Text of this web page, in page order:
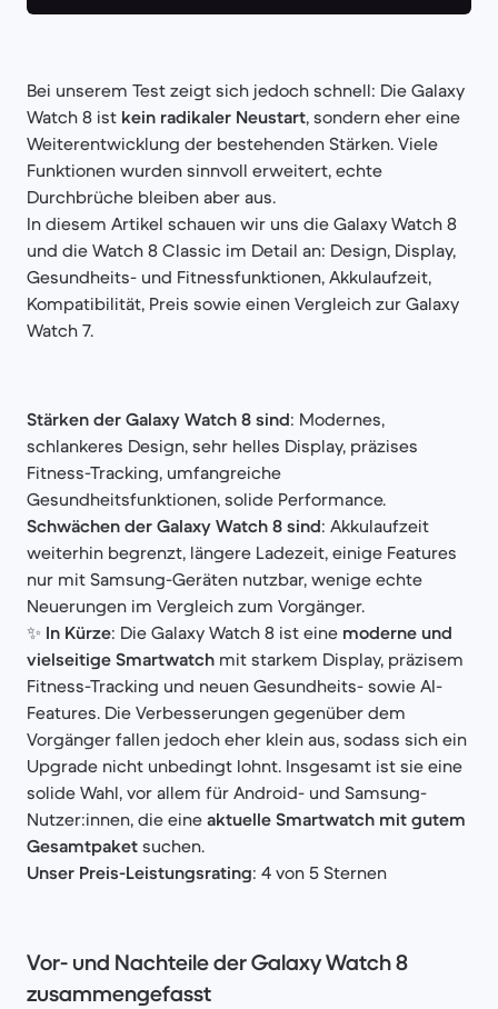
Bei unserem Test zeigt sich jedoch schnell: Die Galaxy
Watch 8 ist kein radikaler Neustart, sondern eher eine
Weiterentwicklung der bestehenden Stärken. Viele
Funktionen wurden sinnvoll erweitert, echte
Durchbrüche bleiben aber aus.
In diesem Artikel schauen wir uns die Galaxy Watch 8
und die Watch 8 Classic im Detail an: Design, Display,
Gesundheits- und Fitnessfunktionen, Akkulaufzeit,
Kompatibilität, Preis sowie einen Vergleich zur Galaxy
Watch 7.
Stärken der Galaxy Watch 8 sind: Modernes,
schlankeres Design, sehr helles Display, präzises
Fitness-Tracking, umfangreiche
Gesundheitsfunktionen, solide Performance.
Schwächen der Galaxy Watch 8 sind: Akkulaufzeit
weiterhin begrenzt, längere Ladezeit, einige Features
nur mit Samsung-Geräten nutzbar, wenige echte
Neuerungen im Vergleich zum Vorgänger.
✨ In Kürze: Die Galaxy Watch 8 ist eine moderne und
vielseitige Smartwatch mit starkem Display, präzisem
Fitness-Tracking und neuen Gesundheits- sowie AI-
Features. Die Verbesserungen gegenüber dem
Vorgänger fallen jedoch eher klein aus, sodass sich ein
Upgrade nicht unbedingt lohnt. Insgesamt ist sie eine
solide Wahl, vor allem für Android- und Samsung-
Nutzer:innen, die eine aktuelle Smartwatch mit gutem
Gesamtpaket suchen.
Unser Preis-Leistungsrating: 4 von 5 Sternen
Vor- und Nachteile der Galaxy Watch 8
zusammengefasst